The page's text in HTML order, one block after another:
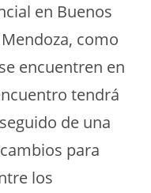
en Buenos
como
encuentren en
tendrá
de una
para
los